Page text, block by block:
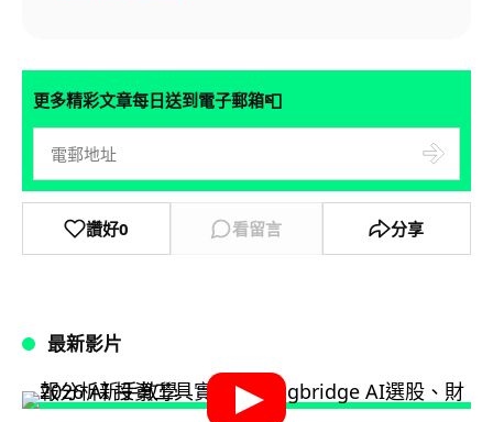
更多精彩文章每日送到電子郵箱📮
讚好0 看留言 分享
最新影片